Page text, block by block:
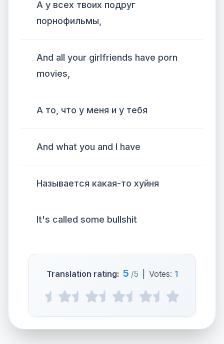
А у всех твоих подруг
порнофильмы,
And all your girlfriends have porn
movies,
А то, что у меня и у тебя
And what you and I have
Называется какая-то хуйня
It's called some bullshit
Translation rating: 5 /5 Votes: 1